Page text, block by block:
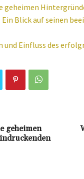
geheimen
Blick auf seinen
und Einfluss des
geheimen